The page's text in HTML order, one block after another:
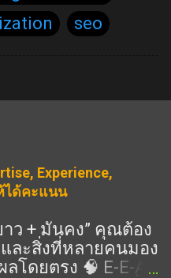
seo
Experience,
ได้คะแนน
ว + มั่นคง” คุณต้อง
และสิ่งที่หลายคนมอง
โดยตรง 🧠 E-E-A-